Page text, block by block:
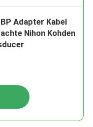
Adapter Kabel
Nihon Kohden